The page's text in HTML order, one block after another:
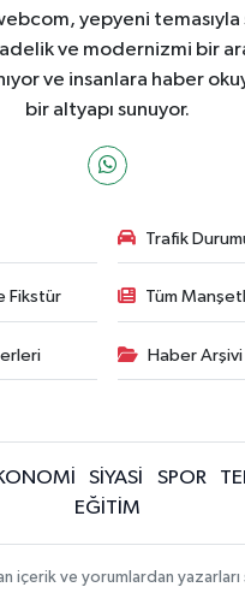
yepyeni temasıyla
ve modernizmi bir
ve insanlara haber
bir altyapı sunuyor.
Trafik
Fikstür Tüm
Haber Arşivi
SİYASİ SPOR
EĞİTİM
içerik ve yorumlardan yazarları